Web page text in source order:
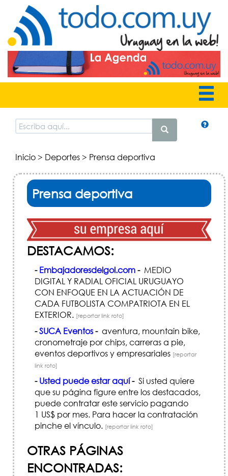
Inicio> Deportes> Prensa deportiva
Prensa deportiva
DESTACAMOS:
- Embajadoresdelgol.com-MEDIO
DIGITAL Y RADIAL OFICIAL URUGUAYO
CON ENFOQUE EN LA ACTUACIÓN DE
CADA FUTBOLISTA COMPATRIOTA EN EL
EXTERIOR. [reportar link roto]
-SUCA Eventos-aventura, mountain bike,
cronometraje por chips, carreras a pie,
eventos deportivos y empresariales [reportar
link roto]
- Usted puede estar aquí-Si usted quiere
que su página figure entre los destacados,
puede contratar este servicio pagando
1 US$ por mes. Para hacer la contratación
pinche el vínculo. [reportar link roto]
OTRAS PÁGINAS
ENCONTRADAS: